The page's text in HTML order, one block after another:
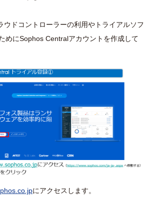
ドコントローラーの利用やトライアルソフ
めにSophos Centralアカウントを作成して
にアクセスします。